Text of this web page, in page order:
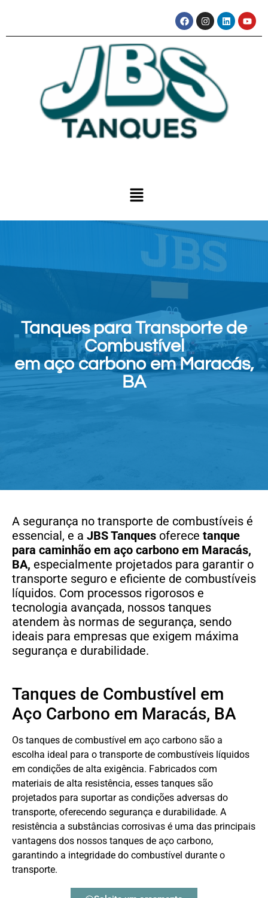
Tanques para Transporte de
Combustível
em aço carbono em Maracás,
BA
A segurança no transporte de combustíveis é
essencial, e a JBS Tanques oferece tanque
para caminhão em aço carbono em Maracás,
BA, especialmente projetados para garantir o
transporte seguro e eficiente de combustíveis
líquidos. Com processos rigorosos e
tecnologia avançada, nossos tanques
atendem às normas de segurança, sendo
ideais para empresas que exigem máxima
segurança e durabilidade.
Tanques de Combustível em
Aço Carbono em Maracás, BA
Os tanques de combustível em aço carbono são a
escolha ideal para o transporte de combustíveis líquidos
em condições de alta exigência. Fabricados com
materiais de alta resistência, esses tanques são
projetados para suportar as condições adversas do
transporte, oferecendo segurança e durabilidade. A
resistência a substâncias corrosivas é uma das principais
vantagens dos nossos tanques de aço carbono,
garantindo a integridade do combustível durante o
transporte.